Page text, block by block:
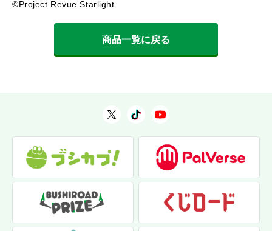
©Project Revue Starlight
商品一覧に戻る